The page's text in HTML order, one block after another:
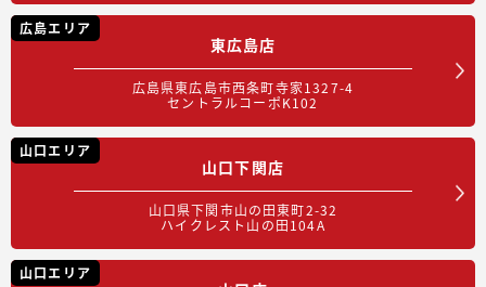
広島エリア
東広島店
広島県東広島市西条町寺家1327-4
セントラルコーポK102
山口エリア
山口下関店
山口県下関市山の田東町2-32
ハイクレスト山の田104A
山口エリア